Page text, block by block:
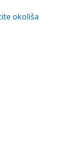
okoliša